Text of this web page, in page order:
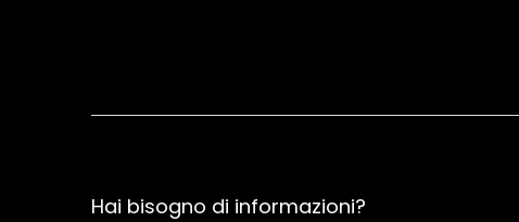
Hai bisogno di informazioni?